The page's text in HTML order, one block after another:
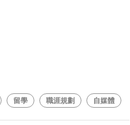
留學 職涯規劃 自媒體